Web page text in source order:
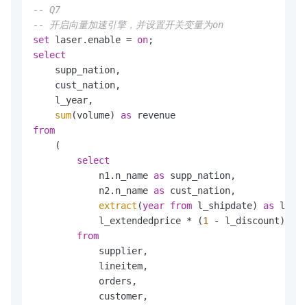
-- Q7
-- 开启向量加速引擎，并设置开关变量为on
set laser.enable = on
select
    supp_nation,
    cust_nation,
    l_year,
sum(volume) as
from
    (
select
            n1.n_name
as supp_nation,
            n2.n_name
as cust_nation,
extract (year from l_shipdate) as
            l_extendedprice
* (1 - l_discount)
from
            supplier,
            lineitem,
            orders,
            customer,